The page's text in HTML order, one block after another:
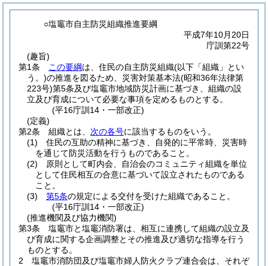
○塩竈市自主防災組織推進要綱
平成7年10月20日
庁訓第22号
(趣旨)
第1条
この要綱は、住民の自主防災組織(以下「組織」とい
う。)の推進を図るため、災害対策基本法(昭和36年法律第
223号)第5条及び塩竈市地域防災計画に基づき、組織の設
立及び育成について必要な事項を定めるものとする。
(平16庁訓14・一部改正)
(定義)
第2条
組織とは、 次の各号に該当するものをいう。
(1)
住民の互助の精神に基づき、自発的に平常時、災害時
を通じて防災活動を行うものであること。
(2)
原則として町内会、自治会のコミュニティ組織を単位
として住民相互の合意に基づいて設立されたものである
こと。
(3)
第5条の規定による交付を受けた組織であること。
(平16庁訓14・一部改正)
(推進機関及び協力機関)
第3条
塩竈市と塩竈消防署は、相互に連携して組織の設立及
び育成に関する企画調整とその推進及び適切な指導を行う
ものとする。
2
塩竈市消防団及び塩竈市婦人防火クラブ連合会は、それぞ